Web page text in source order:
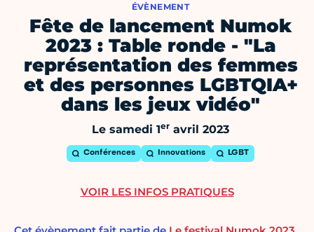
ÉVÈNEMENT
Fête de lancement Numok
2023 : Table ronde - "La
représentation des femmes
et des personnes LGBTQIA+
dans les jeux vidéo"
Le samedi 1er avril 2023
Conférences Innovations LGBT
VOIR LES INFOS PRATIQUES